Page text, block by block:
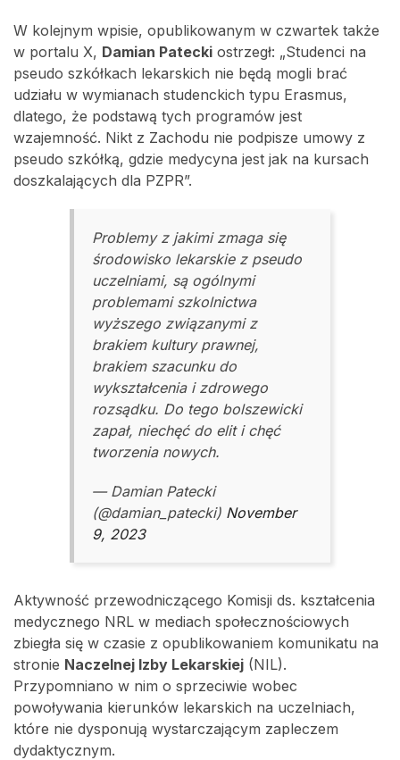
W kolejnym wpisie, opublikowanym w czwartek także
w portalu X, Damian Patecki ostrzegł: „Studenci na
pseudo szkółkach lekarskich nie będą mogli brać
udziału w wymianach studenckich typu Erasmus,
dlatego, że podstawą tych programów jest
wzajemność. Nikt z Zachodu nie podpisze umowy z
pseudo szkółką, gdzie medycyna jest jak na kursach
doszkalających dla PZPR”.
Problemy z jakimi zmaga się
środowisko lekarskie z pseudo
uczelniami, są ogólnymi
problemami szkolnictwa
wyższego związanymi z
brakiem kultury prawnej,
brakiem szacunku do
wykształcenia i zdrowego
rozsądku. Do tego bolszewicki
zapał, niechęć do elit i chęć
tworzenia nowych.
— Damian Patecki
(@damian_patecki) November
9, 2023
Aktywność przewodniczącego Komisji ds. kształcenia
medycznego NRL w mediach społecznościowych
zbiegła się w czasie z opublikowaniem komunikatu na
stronie Naczelnej Izby Lekarskiej (NIL).
Przypomniano w nim o sprzeciwie wobec
powoływania kierunków lekarskich na uczelniach,
które nie dysponują wystarczającym zapleczem
dydaktycznym.